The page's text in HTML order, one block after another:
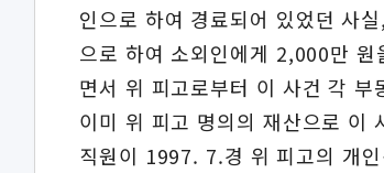
인으로 하여 경료되어 있었던 사
으로 하여 소외인에게 2,000만
면서 위 피고로부터 이 사건 각
이미 위 피고 명의의 재산으로 이
직원이 1997. 7.경 위 피고의 개